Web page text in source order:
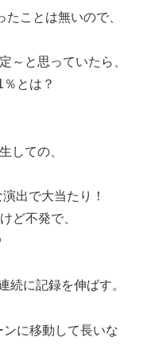
ことは無いので、
～と思っていたら、
％とは？
しての、
出で大当たり！
ど不発で、
に記録を伸ばす。
に移動して長いな